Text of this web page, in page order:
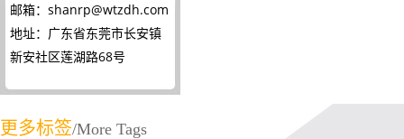
邮箱： shanrp@wtzdh.com
地址：广东省东莞市长安镇
新安社区莲湖路68号
更多标签/More Tags